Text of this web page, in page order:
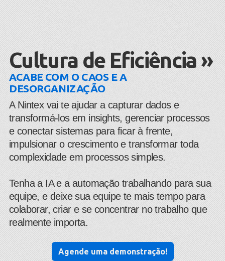
Cultura de Eficiência »
ACABE COM O CAOS E A
DESORGANIZAÇÃO
​A Nintex vai te ajudar a capturar dados e
transformá-los em insights, gerenciar processos
e conectar sistemas para ficar à frente,
impulsionar o crescimento e transformar toda
complexidade em processos simples.
Tenha a IA e a automação trabalhando para sua
equipe, e deixe sua equipe te mais tempo para
colaborar, criar e se concentrar no trabalho que
realmente importa.
Agende uma demonstração!